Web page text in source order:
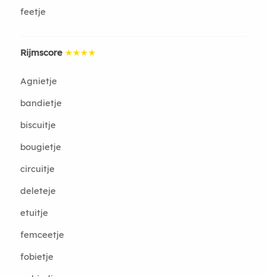
feetje
Rijmscore ★★★★
Agnietje
bandietje
biscuitje
bougietje
circuitje
deleteje
etuitje
femceetje
fobietje